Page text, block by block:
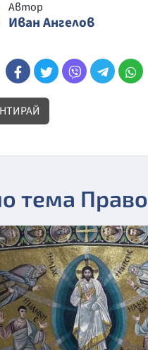
Автор
Иван Ангелов
тема